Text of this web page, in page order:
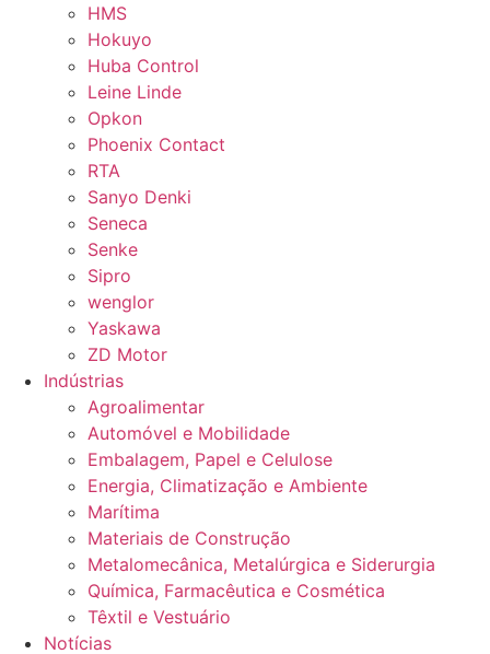
HMS
Hokuyo
Huba Control
Leine Linde
Opkon
Phoenix Contact
RTA
Sanyo Denki
Seneca
Senke
Sipro
wenglor
Yaskawa
ZD Motor
Indústrias
Agroalimentar
Automóvel e Mobilidade
Embalagem, Papel e Celulose
Energia, Climatização e Ambiente
Marítima
Materiais de Construção
Metalomecânica, Metalúrgica e Siderurgia
Química, Farmacêutica e Cosmética
Têxtil e Vestuário
Notícias